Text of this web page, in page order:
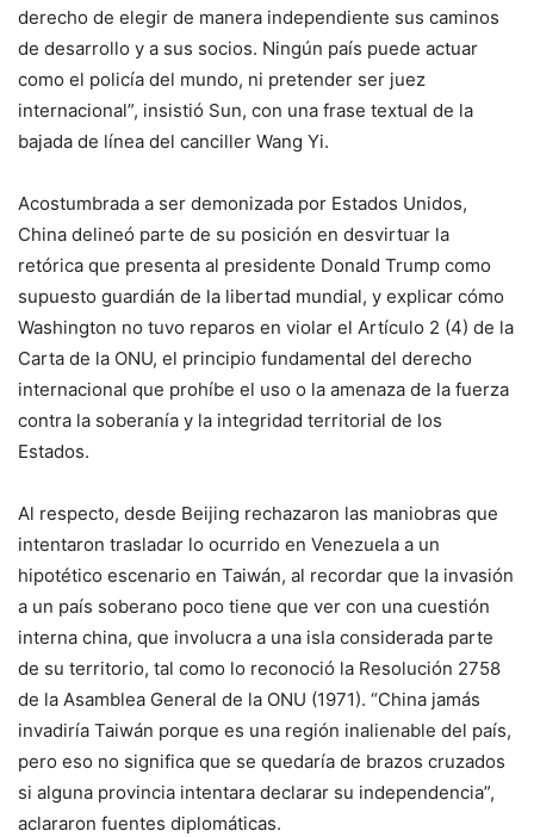
derecho de elegir de manera independiente sus caminos
de desarrollo y a sus socios. Ningún país puede actuar
como el policía del mundo, ni pretender ser juez
internacional”, insistió Sun, con una frase textual de la
bajada de línea del canciller Wang Yi.
Acostumbrada a ser demonizada por Estados Unidos,
China delineó parte de su posición en desvirtuar la
retórica que presenta al presidente Donald Trump como
supuesto guardián de la libertad mundial, y explicar cómo
Washington no tuvo reparos en violar el Artículo 2 (4) de la
Carta de la ONU, el principio fundamental del derecho
internacional que prohíbe el uso o la amenaza de la fuerza
contra la soberanía y la integridad territorial de los
Estados.
Al respecto, desde Beijing rechazaron las maniobras que
intentaron trasladar lo ocurrido en Venezuela a un
hipotético escenario en Taiwán, al recordar que la invasión
a un país soberano poco tiene que ver con una cuestión
interna china, que involucra a una isla considerada parte
de su territorio, tal como lo reconoció la Resolución 2758
de la Asamblea General de la ONU (1971). “China jamás
invadiría Taiwán porque es una región inalienable del país,
pero eso no significa que se quedaría de brazos cruzados
si alguna provincia intentara declarar su independencia”,
aclararon fuentes diplomáticas.